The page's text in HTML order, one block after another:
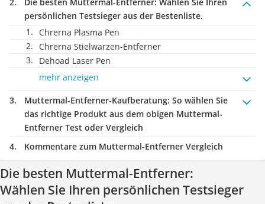
persönlichen Testsieger aus der Bestenliste.
Chrerna Plasma Pen
Chrerna Stielwarzen-Entferner
Dehoad Laser Pen
mehr anzeigen
Muttermal-Entferner-Kaufberatung: So wählen Sie
das richtige Produkt aus dem obigen Muttermal-
Entferner Test oder Vergleich
Kommentare zum Muttermal-Entferner Vergleich
Die besten Muttermal-Entferner:
Wählen Sie Ihren persönlichen Testsieger